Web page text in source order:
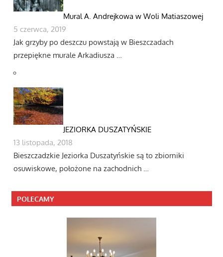
Mural A. Andrejkowa w Woli Matiaszowej
5 czerwca, 2019
Jak grzyby po deszczu powstają w Bieszczadach
przepiękne murale Arkadiusza …
JEZIORKA DUSZATYŃSKIE
13 listopada, 2018
Bieszczadzkie Jeziorka Duszatyńskie są to zbiorniki
osuwiskowe, położone na zachodnich …
POLECAMY